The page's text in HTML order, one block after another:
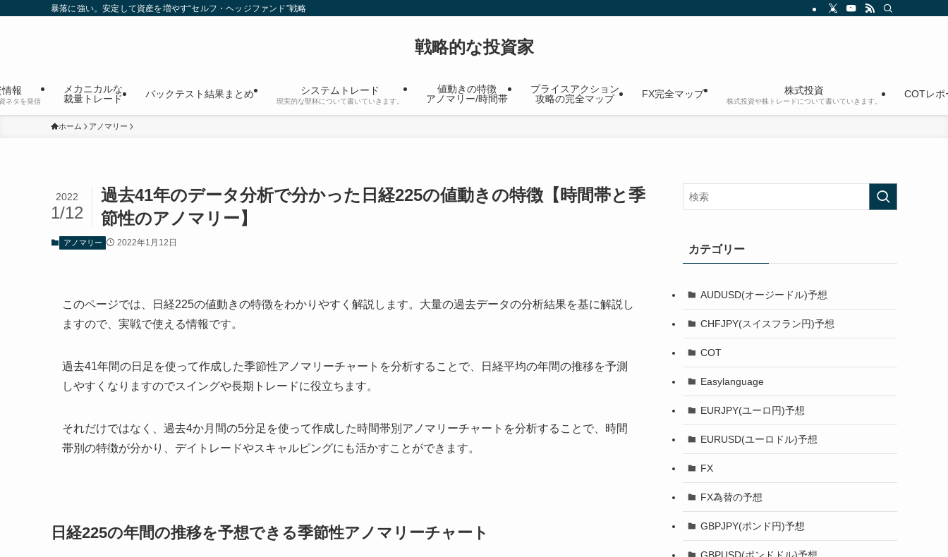
暴落に強い。安定して資産を増やす“セルフ・ヘッジファンド”戦略
戦略的な投資家
報
ネタを発信
メカニカルな
裁量トレード
バックテスト結果まとめ システムトレード
現実的な聖杯について書いていきます。
値動きの特徴
アノマリー/時間帯
プライスアクション
攻略の完全マップ
FX完全マップ 株式投資
株式投資や株トレードについて書いていきます。
COTレポ
ホーム アノマリー
過去41年のデータ分析で分かった日経225の値動きの特徴【時間帯と季
節性のアノマリー】
2022
1/12
アノマリー 2022年1月12日
このページでは、日経225の値動きの特徴をわかりやすく解説します。大量の過去データの分析結果を基に解説し
ますので、実戦で使える情報です。
過去41年間の日足を使って作成した季節性アノマリーチャートを分析することで、日経平均の年間の推移を予測
しやすくなりますのでスイングや長期トレードに役立ちます。
それだけではなく、過去4か月間の5分足を使って作成した時間帯別アノマリーチャートを分析することで、時間
帯別の特徴が分かり、デイトレードやスキャルピングにも活かすことができます。
日経225の年間の推移を予想できる季節性アノマリーチャート
カテゴリー
AUDUSD(オージードル)予想
CHFJPY(スイスフラン円)予想
COT
Easylanguage
EURJPY(ユーロ円)予想
EURUSD(ユーロドル)予想
FX
FX為替の予想
GBPJPY(ポンド円)予想
GBPUSD(ポンドドル)予想